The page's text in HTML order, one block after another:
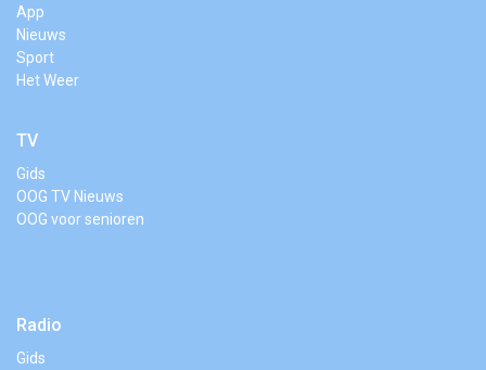
App
Nieuws
Sport
Het Weer
TV
Gids
OOG TV Nieuws
OOG voor senioren
Radio
Gids